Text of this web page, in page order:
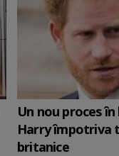
Un nou proces
Harry împotriva
britanice